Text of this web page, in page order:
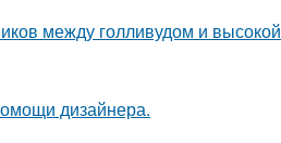
между голливудом и высокой
дизайнера.